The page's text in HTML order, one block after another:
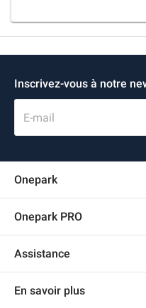
Inscrivez-vous à notre
E-mail
Onepark
Recrutement
Onepark PRO
Accéder à mon espace
Assistance
Centre d'aide
En savoir plus